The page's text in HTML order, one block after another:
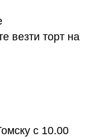
везти торт на
с 10.00